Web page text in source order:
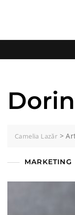
Camelia Lazăr >
MARKETING